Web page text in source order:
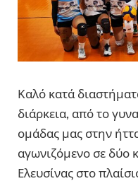
Καλό κατά
διάρκεια, από το
ομάδας μας στην
αγωνιζόμενο σε δύο
Ελευσίνας στο